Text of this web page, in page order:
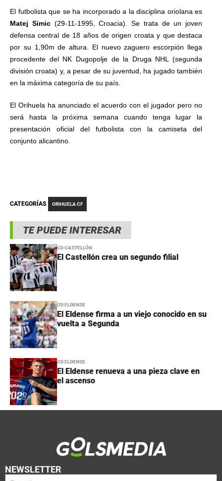
TE PUEDE INTERESAR
CD CASTELLÓN
El Castellón crea un segundo filial
CD ELDENSE
El Eldense firma a un viejo conocido en su
vuelta a Segunda
CD ELDENSE
El Eldense renueva a una pieza clave en
el ascenso
El futbolista que se ha incorporado a la disciplina oriolana es
Matej Simic(29-11-1995, Croacia). Se trata de un joven
defensa central de 18 años de origen croata y que destaca
por su 1,90m de altura. El nuevo zaguero escorpión llega
procedente del NK Dugopolje de la Druga NHL (segunda
división croata) y, a pesar de su juventud, ha jugado también
en la máxima categoría de su país.
El Orihuela ha anunciado el acuerdo con el jugador pero no
será hasta la próxima semana cuando tenga lugar la
presentación oficial del futbolista con la camiseta del
conjunto alicantino.
CATEGORÍAS ORIHUELA CF
NEWSLETTER